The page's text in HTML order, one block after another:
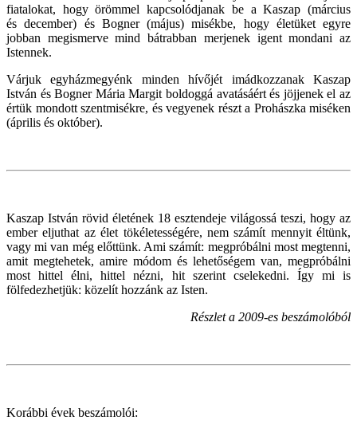
fiatalokat, hogy örömmel kapcsolódjanak be a Kaszap (március
és december) és Bogner (május) misékbe, hogy életüket egyre
jobban megismerve mind bátrabban merjenek igent mondani az
Istennek.
Várjuk egyházmegyénk minden hívőjét imádkozzanak Kaszap
István és Bogner Mária Margit boldoggá avatásáért és jöjjenek el az
értük mondott szentmisékre, és vegyenek részt a Prohászka miséken
(április és október).
Kaszap István rövid életének 18 esztendeje világossá teszi, hogy az
ember eljuthat az élet tökéletességére, nem számít mennyit éltünk,
vagy mi van még előttünk. Ami számít: megpróbálni most megtenni,
amit megtehetek, amire módom és lehetőségem van, megpróbálni
most hittel élni, hittel nézni, hit szerint cselekedni. Így mi is
fölfedezhetjük: közelít hozzánk az Isten.
Részlet a 2009-es beszámolóból
Korábbi évek beszámolói: